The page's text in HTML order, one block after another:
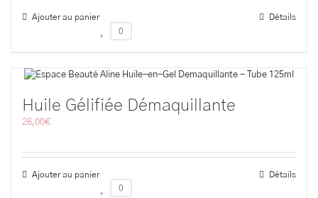
Ajouter au panier
Détails
0
Huile Gélifiée Démaquillante
26,00€
Ajouter au panier
Détails
0